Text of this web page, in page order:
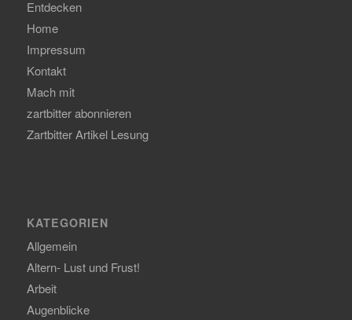
Entdecken
Home
Impressum
Kontakt
Mach mit
zartbitter abonnieren
Zartbitter Artikel Lesung
KATEGORIEN
Allgemein
Altern- Lust und Frust!
Arbeit
Augenblicke